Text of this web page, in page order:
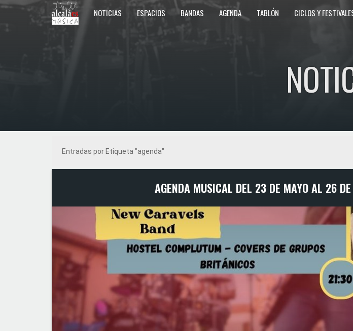
NOTICIAS ESPACIOS BANDAS AGENDA TABLÓN CICLOS Y
Entradas por Etiqueta "agenda"
AGENDA MUSICAL DEL 23 DE MAYO AL 26